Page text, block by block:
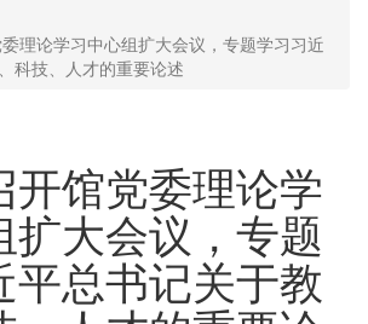
理论学习中心组扩大会议，专题学习习近
科技、人才的重要论述
开馆党委理论学
扩大会议，专题
平总书记关于教